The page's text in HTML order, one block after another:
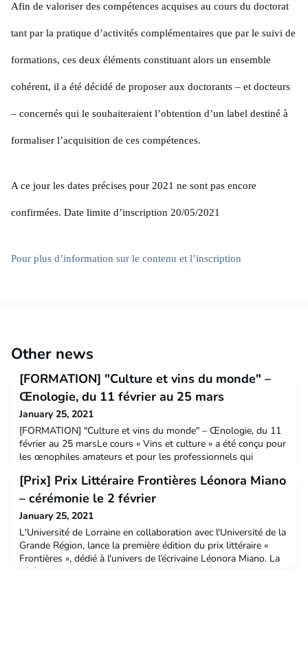
Afin de valoriser des compétences acquises au cours du doctorat
tant par la pratique d’activités complémentaires que par le suivi de
formations, ces deux éléments constituant alors un ensemble
cohérent, il a été décidé de proposer aux doctorants – et docteurs
– concernés qui le souhaiteraient l’obtention d’un label destiné à
formaliser l’acquisition de ces compétences.
A ce jour les dates précises pour 2021 ne sont pas encore
confirmées. Date limite d’inscription 20/05/2021
Pour plus d’information sur le contenu et l’inscription
Other news
[FORMATION] "Culture et vins du monde" –
Œnologie, du 11 février au 25 mars
January 25, 2021
[FORMATION] "Culture et vins du monde" – Œnologie, du 11
février au 25 marsLe cours « Vins et culture » a été conçu pour
les œnophiles amateurs et pour les professionnels qui
l’univers du vin. Doctorants, Alumni, Vous vous intéressez à la
culture des pays de langue anglaise, allemande, italienne,
espagnole ou même chinoise et vous av
[Prix] Prix Littéraire Frontières Léonora Miano
– cérémonie le 2 février
January 25, 2021
L'Université de Lorraine en collaboration avec l'Université de la
Grande Région, lance la première édition du prix littéraire «
Frontières », dédié à l'univers de l’écrivaine Léonora Miano. La
cérémonie de lancement 100% en ligne aura lieu le mardi 2